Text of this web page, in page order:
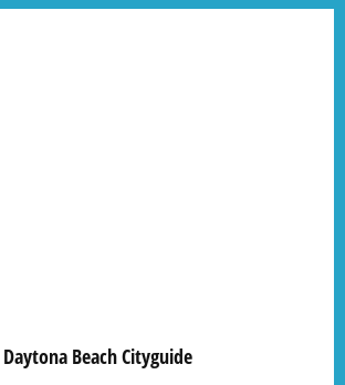
Daytona Beach Cityguide